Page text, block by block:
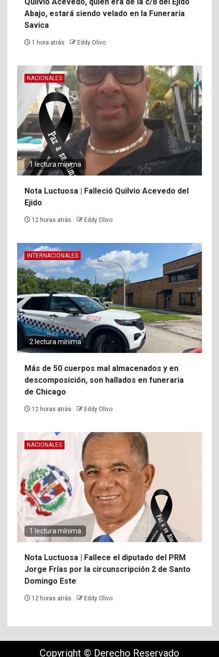
Abajo, estará siendo velado en la Funeraria
Savica
1 hora atrás Eddy Olivo
NACIONALES
1 lectura mínima
Nota Luctuosa | Falleció Quilvio Acevedo del
Ejido
12 horas atrás Eddy Olivo
INTERNACIONALES
2 lectura mínima
Más de 50 cuerpos mal almacenados y en
descomposición, son hallados en funeraria
de Chicago
12 horas atrás Eddy Olivo
NACIONALES
1 lectura mínima
Nota Luctuosa | Fallece el diputado del PRM
Jorge Frías por la circunscripción 2 de Santo
Domingo Este
12 horas atrás Eddy Olivo
Copyright © Derecho Reservado